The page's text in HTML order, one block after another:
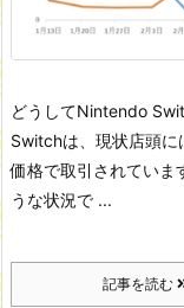
どうしてNintendo
Switchは、現状店頭に
価格で取引されていま
うな状況で ...
記事を読む